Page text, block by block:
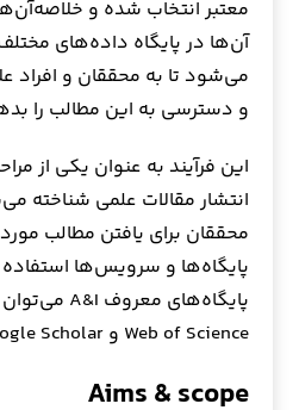
معتبر انتخاب شده و
آن‌ها در پایگاه داده‌های
می‌شود تا به محققان و افراد
و دسترسی به این مطالب را
این فرآیند به عنوان یکی از
انتشار مقالات علمی شناخته
محققان برای یافتن مطالب مورد
پایگاه‌ها و سرویس‌ها استفاده
Web of Science و Google Scholar اشاره کرد.
Aims & scope